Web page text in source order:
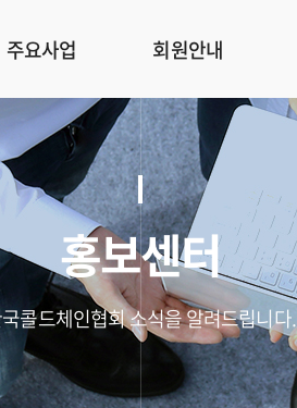
주요사업 회원안내
홍보센터
콜드체인협회 소식을 알려드립니다.